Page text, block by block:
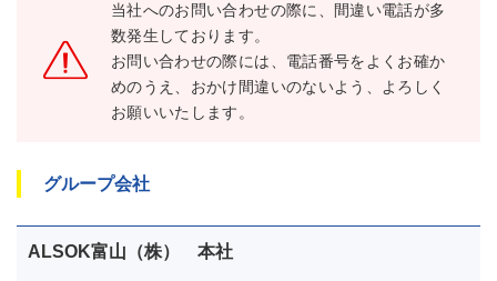
当社へのお問い合わせの際に、間違い電話が多
数発生しております。
お問い合わせの際には、電話番号をよくお確か
めのうえ、おかけ間違いのないよう、よろしく
お願いいたします。
グループ会社
ALSOK富山（株） 本社